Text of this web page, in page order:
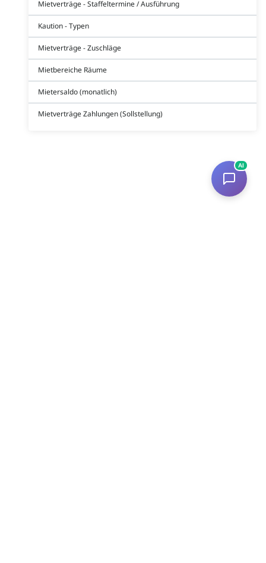
Mietverträge - Staffeltermine / Ausführung
Kaution - Typen
Mietverträge - Zuschläge
Mietbereiche Räume
Mietersaldo (monatlich)
Mietverträge Zahlungen (Sollstellung)
AI